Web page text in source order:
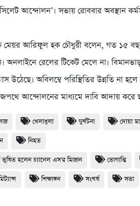
আন্দোলন’। সভায় রোববার অবস্থান
মেয়র আরিফুল হক চৌধুরী বলেন, গত ১৫
রেলের টিকেট মেলে না।
উঠেছে। অবিলম্বে পরিস্থিতির উন্নতি না
আন্দোলনের মাধ্যমে দাবি আদায় করে
খেলাধুলা দুর্ঘটনা দোয়া
নিহত
ভূষিত হলেন চ্যানেল এস'র মিজান ভোগান্তি
শিক্ষাঙ্গন সংঘর্ষ সভা